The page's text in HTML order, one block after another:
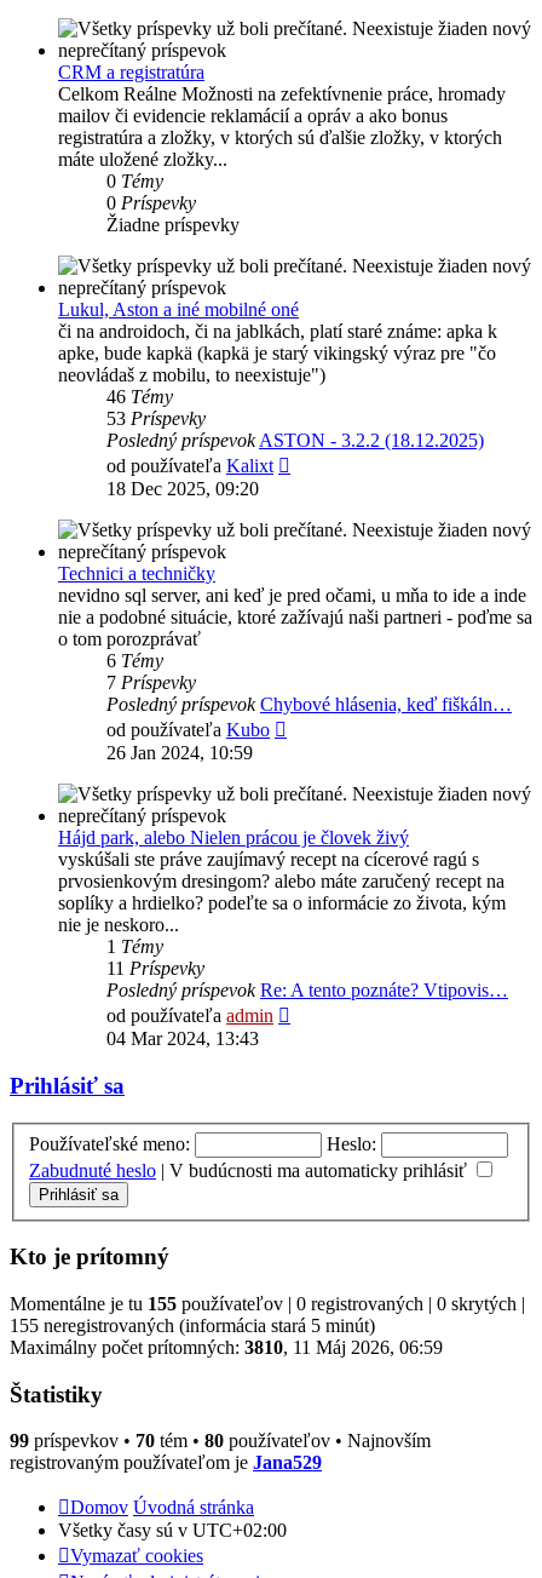
CRM a registratúra
Celkom Reálne Možnosti na zefektívnenie práce, hromady
mailov či evidencie reklamácií a opráv a ako bonus
registratúra a zložky, v ktorých sú ďalšie zložky, v ktorých
máte uložené zložky...
0 Témy
0 Príspevky
Žiadne príspevky
Lukul, Aston a iné mobilné oné
či na androidoch, či na jablkách, platí staré známe: apka k
apke, bude kapkä (kapkä je starý vikingský výraz pre "čo
neovládaš z mobilu, to neexistuje")
46 Témy
53 Príspevky
Posledný príspevokASTON - 3.2.2 (18.12.2025)
od používateľa Kalixt
18 Dec 2025, 09:20
Technici a techničky
nevidno sql server, ani keď je pred očami, u mňa to ide a inde
nie a podobné situácie, ktoré zažívajú naši partneri - poďme sa
o tom porozprávať
6 Témy
7 Príspevky
Posledný príspevok Chybové hlásenia, keď fiškáln…
od používateľa Kubo
26 Jan 2024, 10:59
Hájd park, alebo Nielen prácou je človek živý
vyskúšali ste práve zaujímavý recept na cícerové ragú s
prvosienkovým dresingom? alebo máte zaručený recept na
soplíky a hrdielko? podeľte sa o informácie zo života, kým
nie je neskoro...
1 Témy
11 Príspevky
Posledný príspevok Re: A tento poznáte? Vtipovis…
od používateľa admin
04 Mar 2024, 13:43
Prihlásiť sa
Používateľské meno:
Heslo:
Zabudnuté heslo | V budúcnosti ma automaticky prihlásiť
Kto je prítomný
Momentálne je tu 155 používateľov | 0 registrovaných | 0 skrytých |
155 neregistrovaných (informácia stará 5 minút)
Maximálny počet prítomných: 3810, 11 Máj 2026, 06:59
Štatistiky
99 príspevkov • 70 tém • 80 používateľov • Najnovším
registrovaným používateľom je Jana529
Domov Úvodná stránka
Všetky časy sú v UTC+02:00
Vymazať cookies